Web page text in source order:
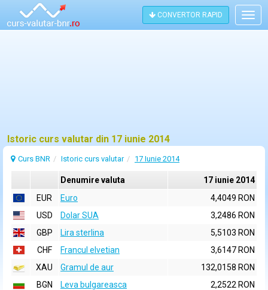
CONVERTOR RAPID
Istoric curs valutar din 17 iunie 2014
Curs BNR Istoric curs valutar 17 Iunie 2014
Denumire valuta
17 iunie 2014
EUR
Euro
4,4049 RON
USD
Dolar SUA
3,2486 RON
GBP
Lira sterlina
5,5103 RON
CHF
Francul elvetian
3,6147 RON
XAU
Gramul de aur
132,0158 RON
BGN
Leva bulgareasca
2,2522 RON